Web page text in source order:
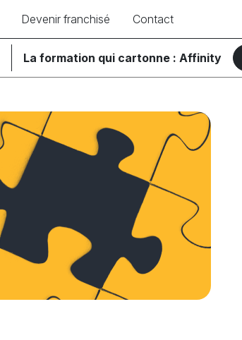
Devenir franchisé Contact
La formation qui cartonne : Affinity